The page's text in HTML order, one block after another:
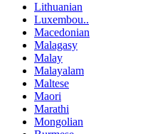
Lithuanian
Luxembou..
Macedonian
Malagasy
Malay
Malayalam
Maltese
Maori
Marathi
Mongolian